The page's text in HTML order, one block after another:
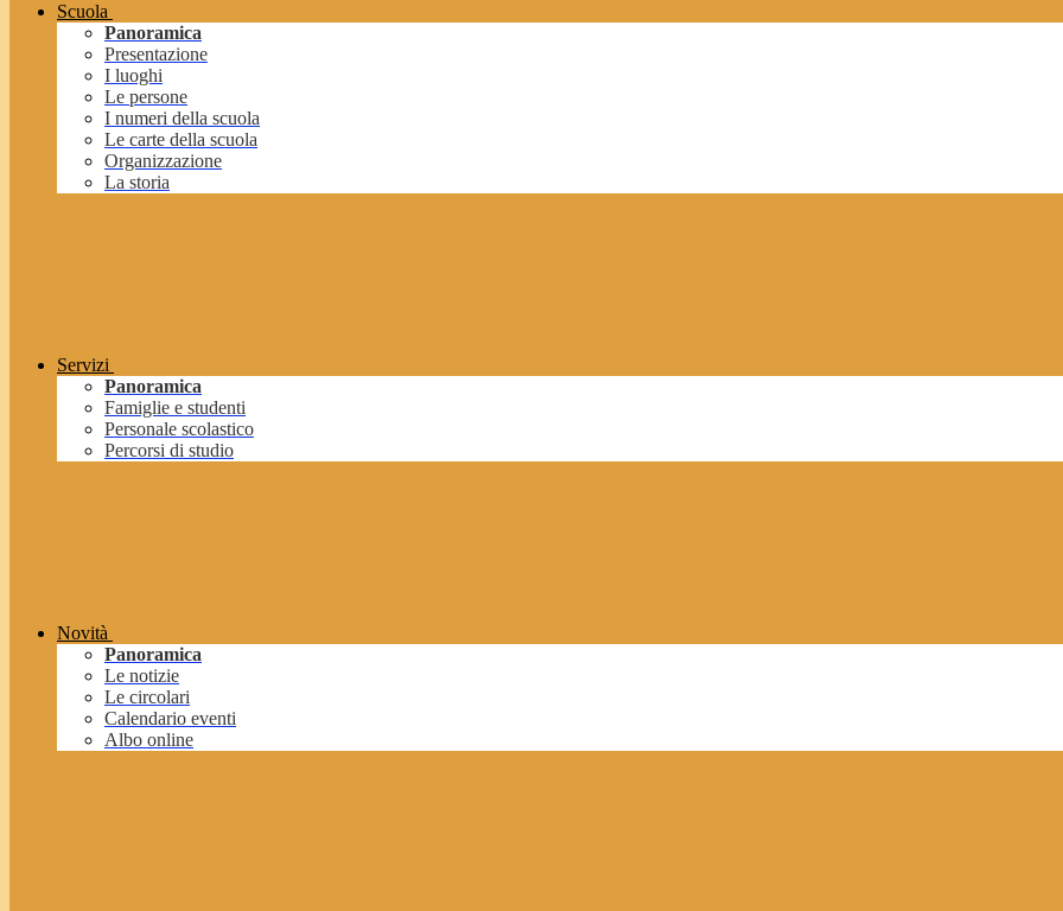
Scuola
Panoramica
Presentazione
I luoghi
Le persone
I numeri della scuola
Le carte della scuola
Organizzazione
La storia
Servizi
Panoramica
Famiglie e studenti
Personale scolastico
Percorsi di studio
Novità
Panoramica
Le notizie
Le circolari
Calendario eventi
Albo online